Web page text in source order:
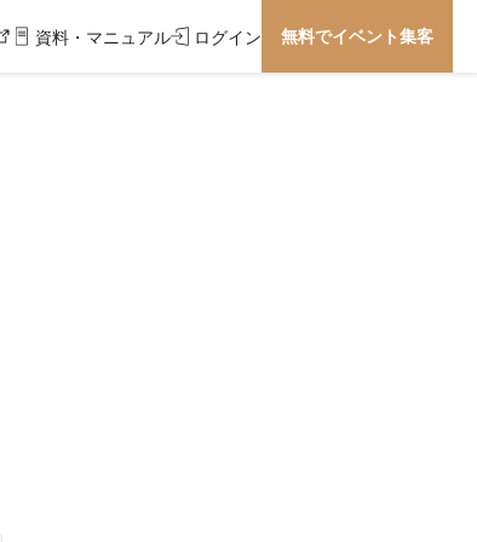
資料・マニュアル ログイン 無料でイベント集客